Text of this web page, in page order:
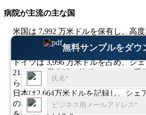
無料サンプルをダウ
病院が主流の主な国
米国は 7,992 万米ドルを保有し、高
量の手術件数によって 30% のシェア
を保有しています。
ドイツは 3,996 万米ドルを占め、シ
21.58% が最先端の外科インフラと手
られています。
日本は2,664万米ドルを記録し、シェ
の増加と高度な医療システムが後押